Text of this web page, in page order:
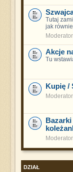
Tutaj
jak
Akcje
Tu
Kupię /
DZIAŁ